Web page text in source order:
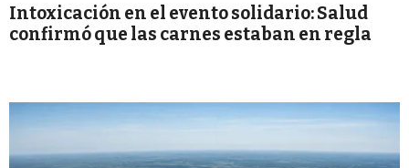
Intoxicación en el evento solidario: Salud
confirmó que las carnes estaban en regla